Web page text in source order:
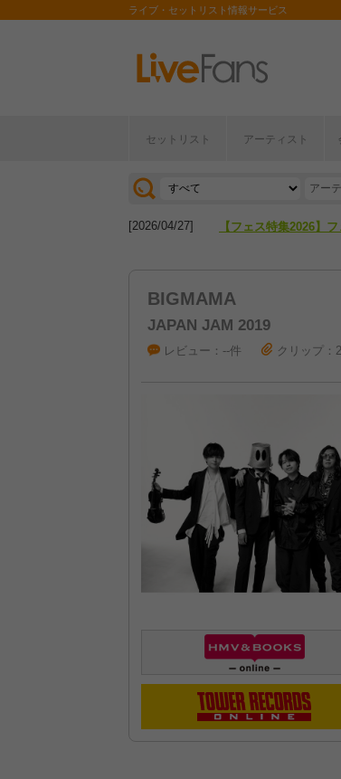
ライブ・セットリスト情報サービス
セットリスト アーティスト
[2026/07/28] 【ライブ動員ランキ
[2026/04/27] 【フェス特集2026】
BIGMAMA
JAPAN JAM 2019
レビュー：--件 クリップ：2